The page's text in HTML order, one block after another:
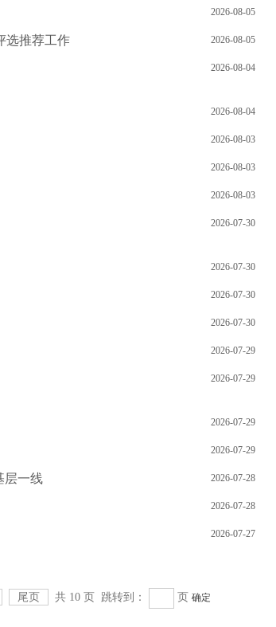
2026-08-05
2026-08-05
选推荐工作
2026-08-04
2026-08-04
2026-08-03
2026-08-03
2026-08-03
2026-07-30
2026-07-30
2026-07-30
2026-07-30
2026-07-29
2026-07-29
2026-07-29
2026-07-29
2026-07-28
层一线
2026-07-28
2026-07-27
尾页 共 10 页 跳转到： 页 确定